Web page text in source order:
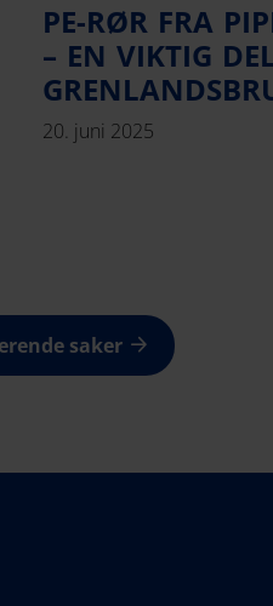
PE-RØR FRA
– EN VIKTIG
20. juni 2025
saker